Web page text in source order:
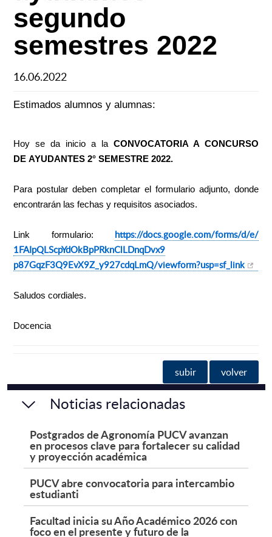
segundo
semestres 2022
16.06.2022
Estimados alumnos y alumnas:
Hoy se da inicio a laCONVOCATORIA A CONCURSO
DE AYUDANTES2° SEMESTRE 2022.
Para postular deben completar el formulario adjunto, donde
encontrarán las fechas y requisitos asociados.
Link formulario: https://docs.google.com/forms/d/e/
1FAIpQLScpYdOkBpPRknClLDnqDvx9
p87GqzF3Q9EvX9Z_y927cdqLmQ/viewform?usp=sf_link
Saludos cordiales.
Docencia
subir volver
Noticias relacionadas
Postgrados de Agronomía PUCV avanzan
en procesos clave para fortalecer su calidad
y proyección académica
PUCV abre convocatoria para intercambio
estudianti
Facultad inicia su Año Académico 2026 con
foco en el presente y futuro de la